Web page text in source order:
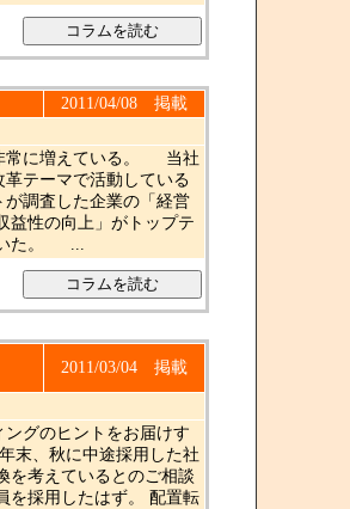
2011/04/08 掲載
常に増えている。 当社
テーマで活動している
調査した企業の「経営
益性の向上」がトップテ
いた。 ...
2011/03/04 掲載
グのヒントをお届けす
末、秋に中途採用した社
を考えているとのご相談
を採用したはず。 配置転